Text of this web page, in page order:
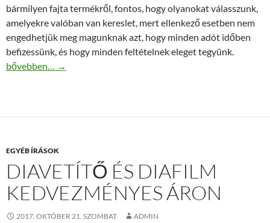
bármilyen fajta termékről, fontos, hogy olyanokat válasszunk,
amelyekre valóban van kereslet, mert ellenkező esetben nem
engedhetjük meg magunknak azt, hogy minden adót időben
befizessünk, és hogy minden feltételnek eleget tegyünk.
A címkegyártás fontossága a piacon
bővebben… →
EGYÉB ÍRÁSOK
DIAVETÍTŐ ÉS DIAFILM
KEDVEZMÉNYES ÁRON
2017. OKTÓBER 21. SZOMBAT ADMIN